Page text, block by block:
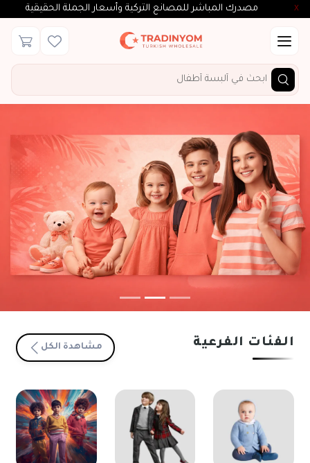
مصدرك المباشر للمصانع التركية وأسعار الجملة الحقيقية X
الفئات الفرعية
ملابس بيبي أطقم أطفال ملابس منوعة